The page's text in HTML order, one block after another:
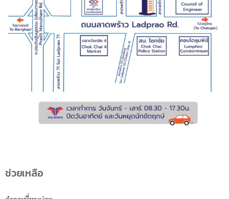
ช่วยเหลือ